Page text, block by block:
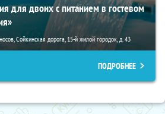
для двоих с питанием в гостевом
Сойкинская дорога, 15-й жилой городок, д. 43
ПОДРОБНЕЕ